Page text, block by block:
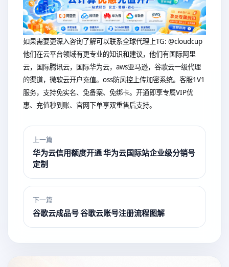
如果需要更深入咨询了解可以联系全球代理上TG: @cloudcup
他们在云平台领域有更专业的知识和建议，他们有国际阿里
云，国际腾讯云，国际华为云，aws亚马逊，谷歌云一级代理
的渠道，微软云开户充值。oss防风控上传加密系统。客服1V1
服务，支持免实名、免备案、免绑卡。开通即享专属VIP优
惠、充值秒到账、官网下单享双重售后支持。
上一篇
华为云信用额度开通 华为云国际站企业级分销号
定制
下一篇
谷歌云成品号 谷歌云账号注册流程图解